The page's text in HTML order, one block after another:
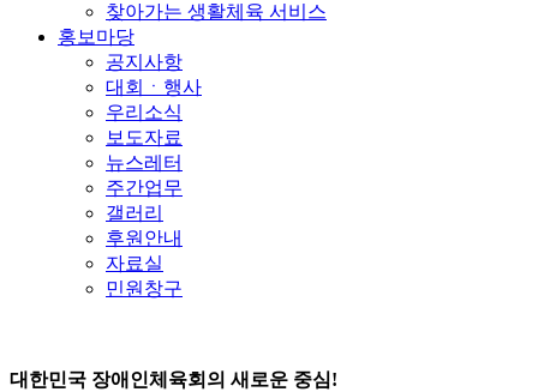
찾아가는 생활체육 서비스
홍보마당
공지사항
대회ㆍ행사
우리소식
보도자료
뉴스레터
주간업무
갤러리
후원안내
자료실
민원창구
대한민국 장애인체육회의 새로운 중심!